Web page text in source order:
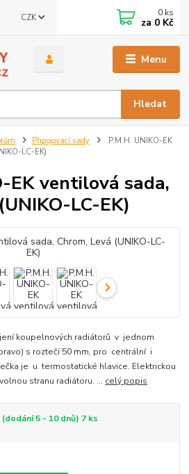
Menu
CZK
Hledat
0 ks
za 0 Kč
Připojovací sady
P.M.H. UNIKO-EK
LC-EK)
EK ventilová sada,
LC-EK)
koupelnových radiátorů v jednom
s roztečí 50 mm, pro centrální i
je u termostatické hlavice. Elektrickou
stranu radiátoru. ... celý popis
5 - 10 dnů) 7 ks